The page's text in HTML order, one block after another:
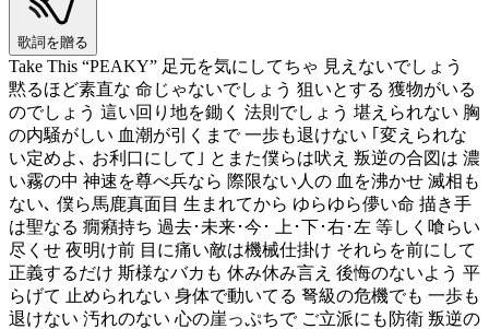
歌詞を贈る
Take This “PEAKY” 足元を気にしてちゃ 見えないでしょう
黙るほど素直な 命じゃないでしょう 狙いとする 獲物がいる
のでしょう 這い回り地を鋤く 法則でしょう 堪えられない 胸
の内騒がしい 血潮が引くまで 一歩も退けない ｢変えられな
い定めよ､ お利口にして｣ とまた僕らは吠え 叛逆の合図は 濃
い霧の中 神速を尊べ兵なら 際限ない人の 血を沸かせ 滅相も
ない､ 僕ら馬鹿真面目 生まれてから ゆらゆら儚い命 描き手
は聖なる 癇癪持ち 過去･未来･今･ 上･下･右･左 等しく喰らい
尽くせ 夜明け前 目に痛い敵は機械仕掛け それらを前にして
正義するだけ 斯様なバカも 休み休み言え 後悔のないよう 平
らげて 止められない 身体で動いてる 弩級の危機でも 一歩も
退けない 汚れのない 心の崖っぷちで ご立派にも防衛 叛逆の